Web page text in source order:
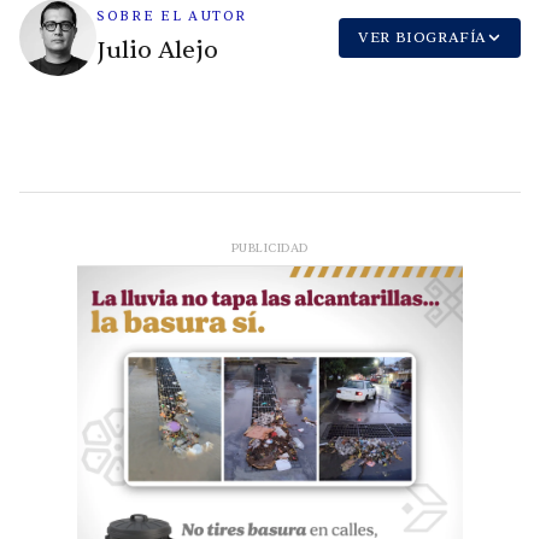
SOBRE EL AUTOR
Julio Alejo VER BIOGRAFÍA
PUBLICIDAD